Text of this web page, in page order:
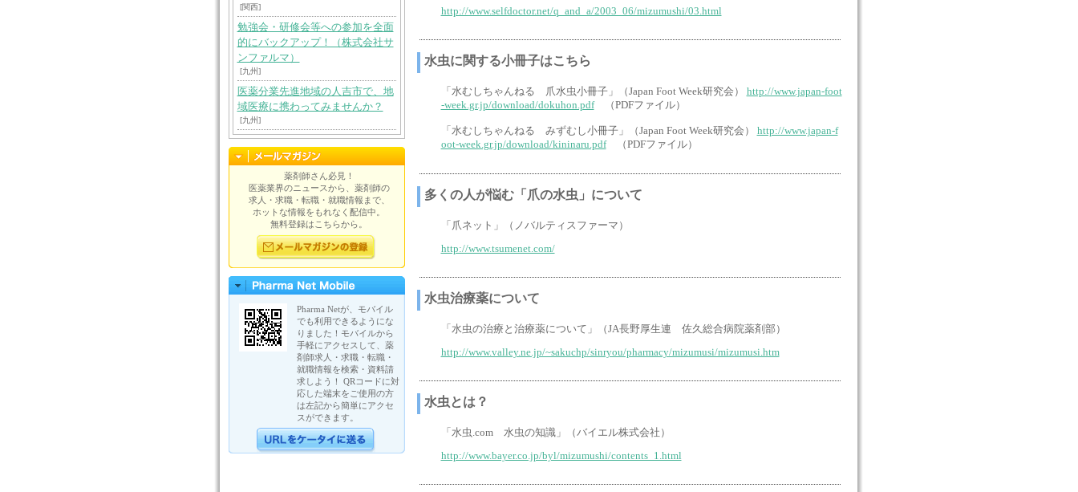
[関西]
勉強会・研修会等への参加を全面
的にバックアップ！（株式会社サ
ンファルマ）
[九州]
医薬分業先進地域の人吉市で、地
域医療に携わってみませんか？
[九州]
薬剤師さん必見！
医薬業界のニュースから、薬剤師の
求人・求職・転職・就職情報まで、
ホットな情報をもれなく配信中。
無料登録はこちらから。
Pharma Netが、モバイル
でも利用できるようにな
りました！モバイルから
手軽にアクセスして、薬
剤師求人・求職・転職・
就職情報を検索・資料請
求しよう！ QRコードに対
応した端末をご使用の方
は左記から簡単にアクセ
スができます。
http://www.selfdoctor.net/q_and_a/2003_06/mizumushi/03.html
水虫に関する小冊子はこちら
「水むしちゃんねる 爪水虫小冊子」（Japan Foot Week研究会） http://www.japan-foot
-week.gr.jp/download/dokuhon.pdf（PDFファイル）
「水むしちゃんねる みずむし小冊子」（Japan Foot Week研究会） http://www.japan-f
oot-week.gr.jp/download/kininaru.pdf（PDFファイル）
多くの人が悩む「爪の水虫」について
「爪ネット」（ノバルティスファーマ）
http://www.tsumenet.com/
水虫治療薬について
「水虫の治療と治療薬について」（JA長野厚生連 佐久総合病院薬剤部）
http://www.valley.ne.jp/~sakuchp/sinryou/pharmacy/mizumusi/mizumusi.htm
水虫とは？
「水虫.com 水虫の知識」（バイエル株式会社）
http://www.bayer.co.jp/byl/mizumushi/contents_1.html